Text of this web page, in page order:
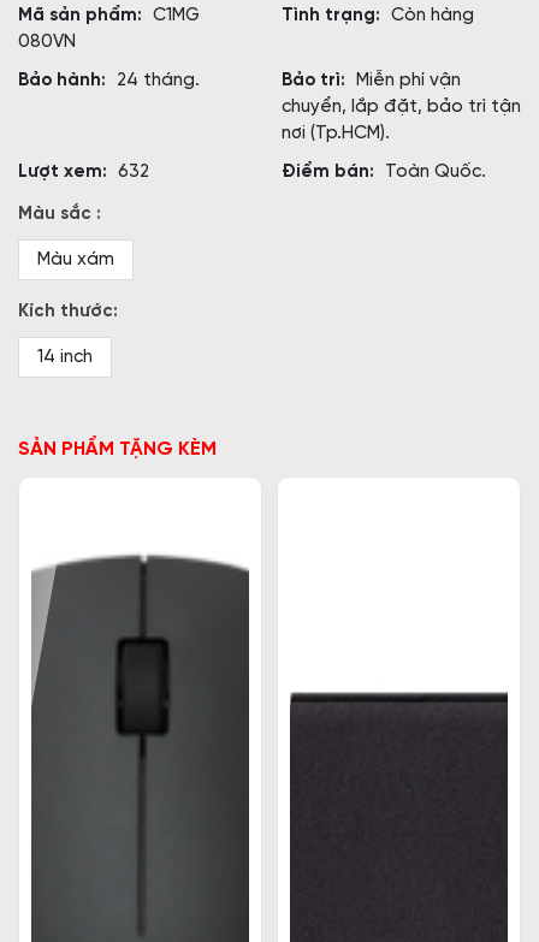
Mã sản phẩm:
C1MG
080VN
Tình trạng: Còn hàng
Bảo hành: 24 tháng. Bảo trì:
Miễn phí vận
chuyển, lắp đặt, bảo trì tận
nơi (Tp.HCM).
Lượt xem:
632 Điểm bán: Toàn Quốc.
Màu sắc :
Màu xám
Kích thước:
14 inch
SẢN PHẨM TẶNG KÈM